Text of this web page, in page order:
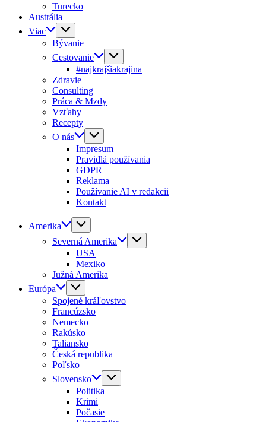
Turecko
Austrália
Viac
Bývanie
Cestovanie
#najkrajšiakrajina
Zdravie
Consulting
Práca & Mzdy
Vzťahy
Recepty
O nás
Impresum
Pravidlá používania
GDPR
Reklama
Používanie AI v redakcii
Kontakt
Amerika
Severná Amerika
USA
Mexiko
Južná Amerika
Európa
Spojené kráľovstvo
Francúzsko
Nemecko
Rakúsko
Taliansko
Česká republika
Poľsko
Slovensko
Politika
Krimi
Počasie